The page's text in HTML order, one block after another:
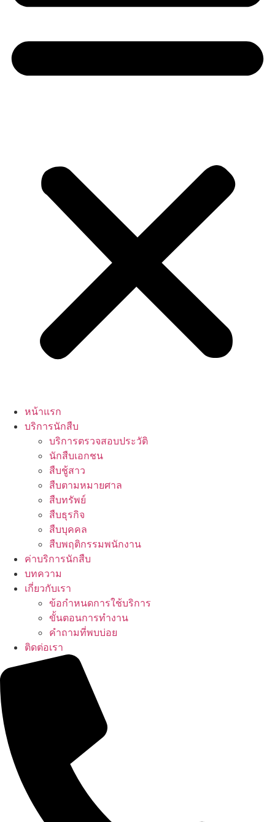
หน้าแรก
บริการนักสืบ
บริการตรวจสอบประวัติ
นักสืบเอกชน
สืบชู้สาว
สืบตามหมายศาล
สืบทรัพย์
สืบธุรกิจ
สืบบุคคล
สืบพฤติกรรมพนักงาน
ค่าบริการนักสืบ
บทความ
เกี่ยวกับเรา
ข้อกำหนดการใช้บริการ
ขั้นตอนการทำงาน
คำถามที่พบบ่อย
ติดต่อเรา